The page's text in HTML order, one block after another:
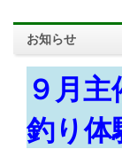
お知らせ
９月
釣り体